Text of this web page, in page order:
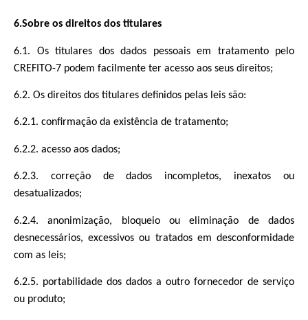
6.Sobre os direitos dos titulares
6.1. Os titulares dos dados pessoais em tratamento pelo
CREFITO-7 podem facilmente ter acesso aos seus direitos;
6.2. Os direitos dos titulares definidos pelas leis são:
6.2.1. confirmação da existência de tratamento;
6.2.2. acesso aos dados;
6.2.3. correção de dados incompletos, inexatos ou
desatualizados;
6.2.4. anonimização, bloqueio ou eliminação de dados
desnecessários, excessivos ou tratados em desconformidade
com as leis;
6.2.5. portabilidade dos dados a outro fornecedor de serviço
ou produto;